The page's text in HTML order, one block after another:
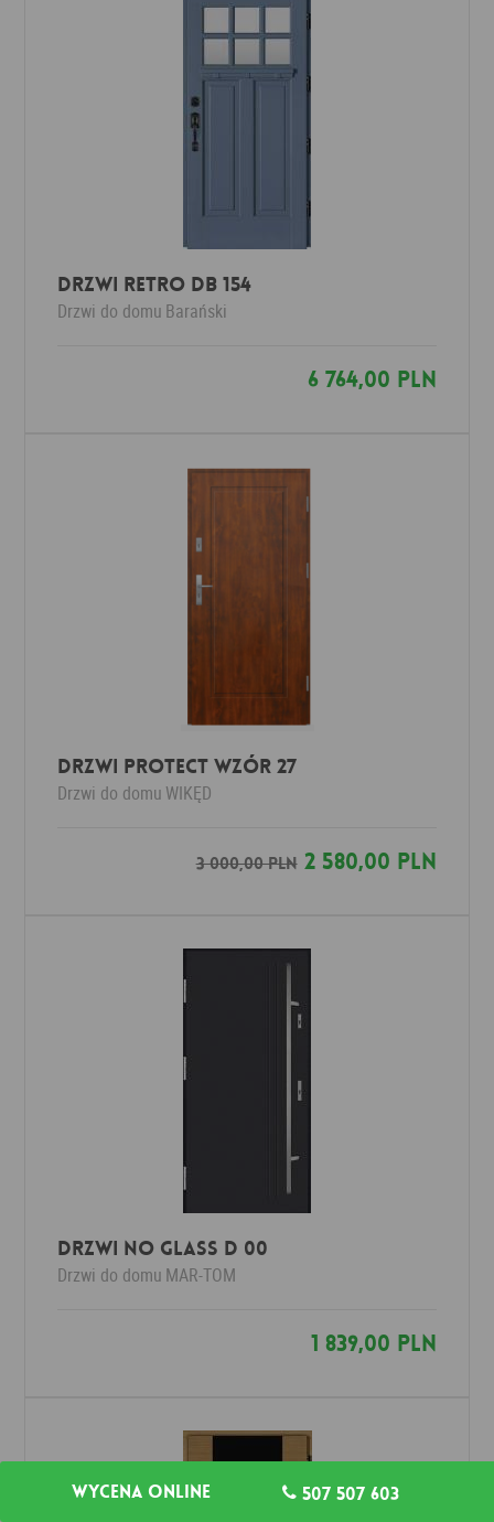
Wycena online 507 507 603
Drzwi RETRO DB 154
Drzwi do domu Barański
6 764,00 PLN
Drzwi Protect wzór 27
Drzwi do domu WIKĘD
3 000,00 PLN2 580,00 PLN
Drzwi No Glass D 00
Drzwi do domu MAR-TOM
1 839,00 PLN